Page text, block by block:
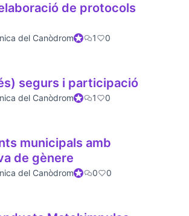
de protocols
del CanòdromOfficial participant
1 0
segurs i participació
del CanòdromOfficial participant
1 0
municipals amb
de gènere
del CanòdromOfficial participant
0 0